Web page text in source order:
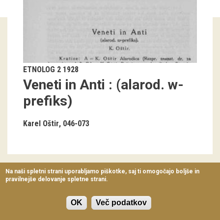
Razstavni projekti
Arhiv razstav
dogodki
Koledar dogodkov
Predavanja
Delavnice
Vodeni ogledi
ETNOLOG 2 1928
Veneti in Anti : (alarod. w-
prefiks)
Karel Oštir 046-073
SLOVENSKI ETNOGRAFSKI MUZEJ
SI-1000 Ljubljana
Na naši spletni strani uporabljamo piškotke, saj ti omogočajo boljše in
pravilnejše delovanje spletne strani.
OK Več podatkov